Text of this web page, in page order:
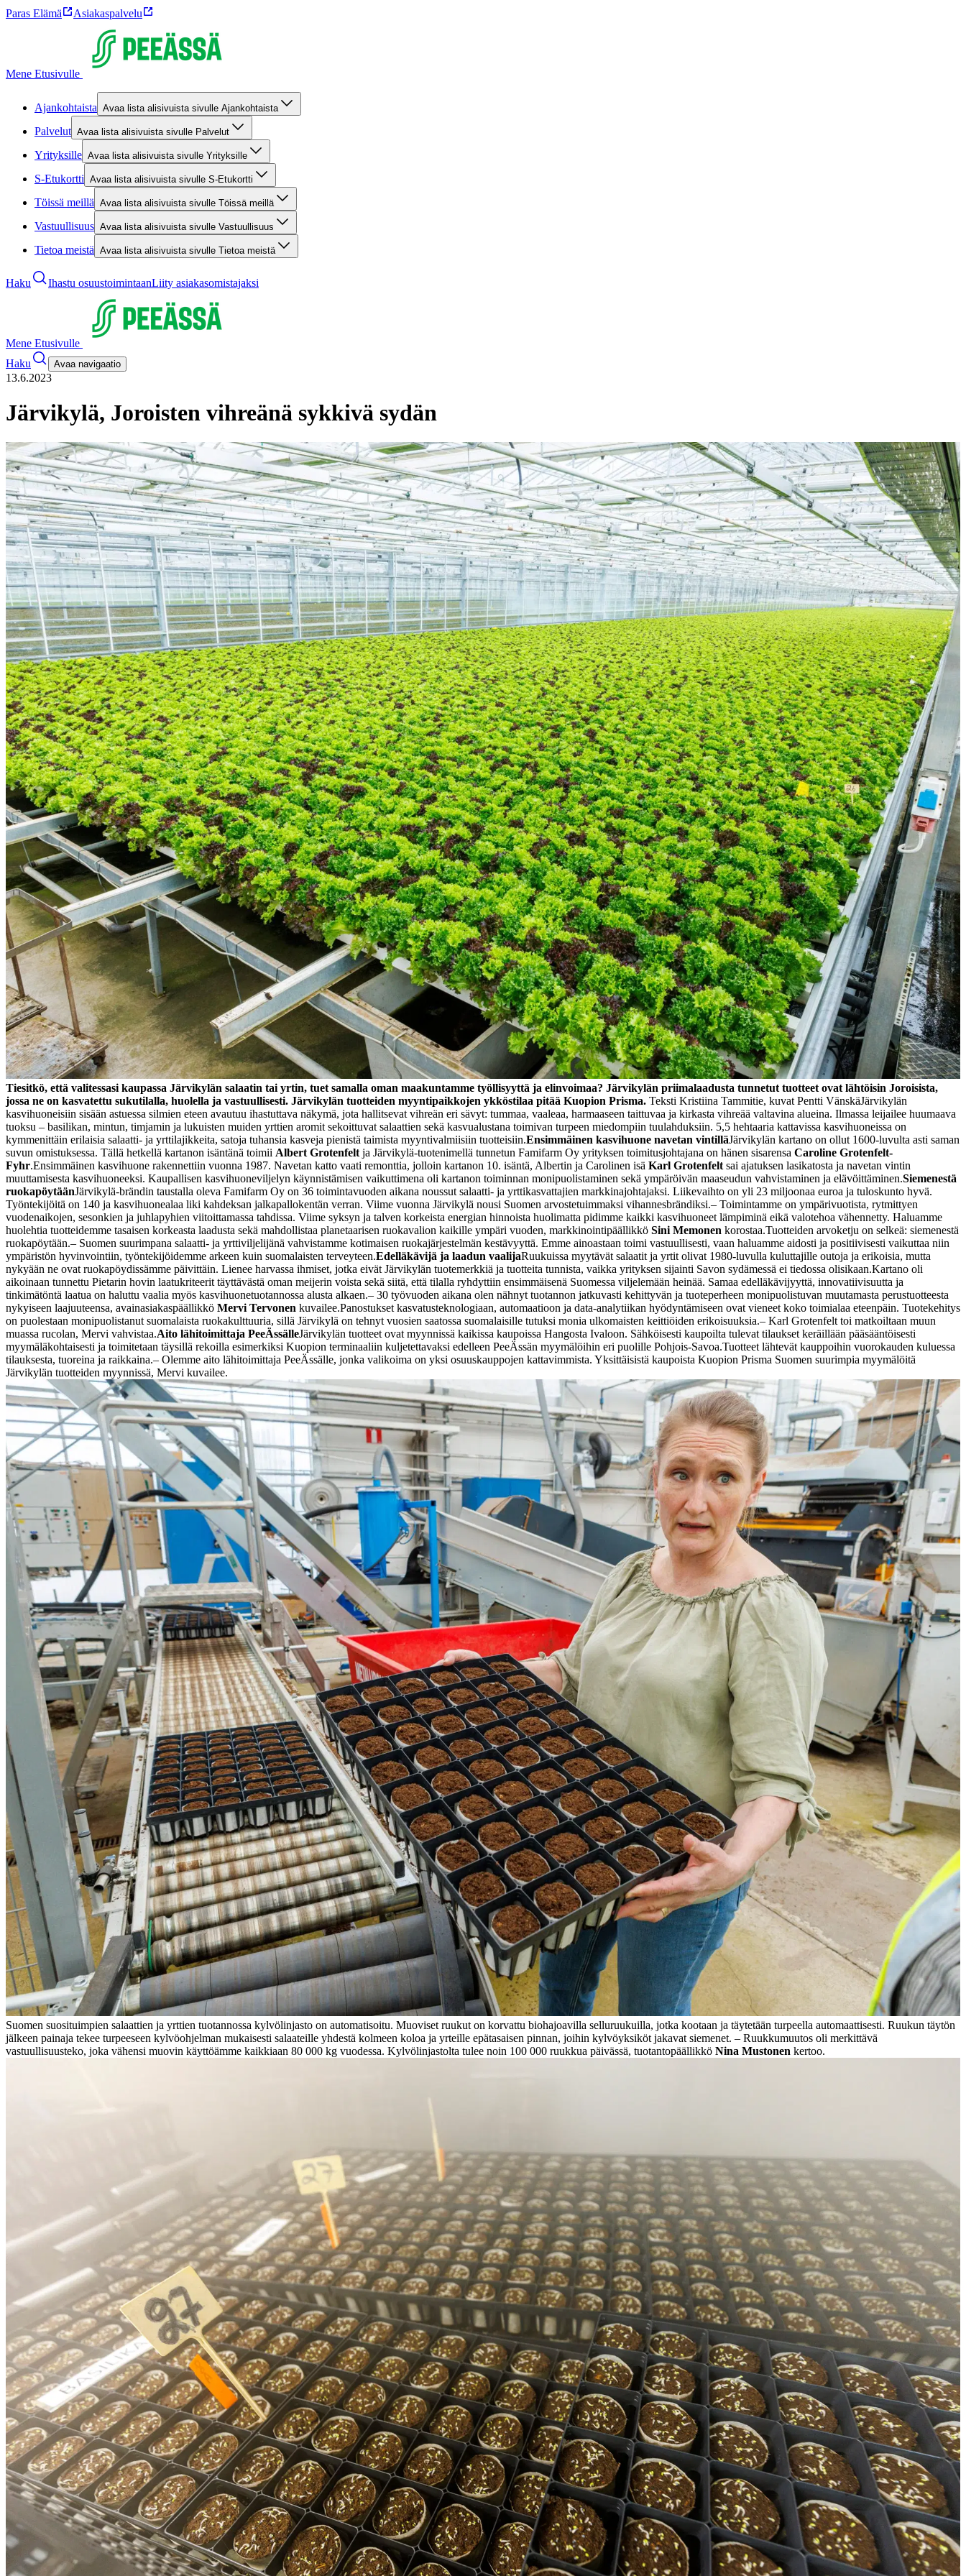
Paras Elämä Asiakaspalvelu
Mene Etusivulle
Ajankohtaista Avaa lista alisivuista sivulle Ajankohtaista
Palvelut Avaa lista alisivuista sivulle Palvelut
Yrityksille Avaa lista alisivuista sivulle Yrityksille
S-Etukortti Avaa lista alisivuista sivulle S-Etukortti
Töissä meillä Avaa lista alisivuista sivulle Töissä meillä
Vastuullisuus Avaa lista alisivuista sivulle Vastuullisuus
Tietoa meistä Avaa lista alisivuista sivulle Tietoa meistä
Haku Ihastu osuustoimintaanLiity asiakasomistajaksi
Mene Etusivulle
Haku
Avaa navigaatio
13.6.2023
Järvikylä, Joroisten vihreänä sykkivä sydän
Tiesitkö, että valitessasi kaupassa Järvikylän salaatin tai yrtin, tuet samalla oman maakuntamme työllisyyttä ja elinvoimaa? Järvikylän priimalaadusta tunnetut tuotteet ovat lähtöisin Joroisista,
jossa ne on kasvatettu sukutilalla, huolella ja vastuullisesti. Järvikylän tuotteiden myyntipaikkojen ykköstilaa pitää Kuopion Prisma. Teksti Kristiina Tammitie, kuvat Pentti VänskäJärvikylän
kasvihuoneisiin sisään astuessa silmien eteen avautuu ihastuttava näkymä, jota hallitsevat vihreän eri sävyt: tummaa, vaaleaa, harmaaseen taittuvaa ja kirkasta vihreää valtavina alueina. Ilmassa leijailee huumaava
tuoksu – basilikan, mintun, timjamin ja lukuisten muiden yrttien aromit sekoittuvat salaattien sekä kasvualustana toimivan turpeen miedompiin tuulahduksiin. 5,5 hehtaaria kattavissa kasvihuoneissa on
kymmenittäin erilaisia salaatti- ja yrttilajikkeita, satoja tuhansia kasveja pienistä taimista myyntivalmiisiin tuotteisiin.Ensimmäinen kasvihuone navetan vintilläJärvikylän kartano on ollut 1600-luvulta asti saman
suvun omistuksessa. Tällä hetkellä kartanon isäntänä toimii Albert Grotenfelt ja Järvikylä-tuotenimellä tunnetun Famifarm Oy yrityksen toimitusjohtajana on hänen sisarensa Caroline Grotenfelt-
Fyhr.Ensimmäinen kasvihuone rakennettiin vuonna 1987. Navetan katto vaati remonttia, jolloin kartanon 10. isäntä, Albertin ja Carolinen isä Karl Grotenfelt sai ajatuksen lasikatosta ja navetan vintin
muuttamisesta kasvihuoneeksi. Kaupallisen kasvihuoneviljelyn käynnistämisen vaikuttimena oli kartanon toiminnan monipuolistaminen sekä ympäröivän maaseudun vahvistaminen ja elävöittäminen.Siemenestä
ruokapöytäänJärvikylä-brändin taustalla oleva Famifarm Oy on 36 toimintavuoden aikana noussut salaatti- ja yrttikasvattajien markkinajohtajaksi. Liikevaihto on yli 23 miljoonaa euroa ja tuloskunto hyvä.
Työntekijöitä on 140 ja kasvihuonealaa liki kahdeksan jalkapallokentän verran. Viime vuonna Järvikylä nousi Suomen arvostetuimmaksi vihannesbrändiksi.– Toimintamme on ympärivuotista, rytmittyen
vuodenaikojen, sesonkien ja juhlapyhien viitoittamassa tahdissa. Viime syksyn ja talven korkeista energian hinnoista huolimatta pidimme kaikki kasvihuoneet lämpiminä eikä valotehoa vähennetty. Haluamme
huolehtia tuotteidemme tasaisen korkeasta laadusta sekä mahdollistaa planetaarisen ruokavalion kaikille ympäri vuoden, markkinointipäällikkö Sini Memonen korostaa.Tuotteiden arvoketju on selkeä: siemenestä
ruokapöytään.– Suomen suurimpana salaatti- ja yrttiviljelijänä vahvistamme kotimaisen ruokajärjestelmän kestävyyttä. Emme ainoastaan toimi vastuullisesti, vaan haluamme aidosti ja positiivisesti vaikuttaa niin
ympäristön hyvinvointiin, työntekijöidemme arkeen kuin suomalaisten terveyteen.Edelläkävijä ja laadun vaalijaRuukuissa myytävät salaatit ja yrtit olivat 1980-luvulla kuluttajille outoja ja erikoisia, mutta
nykyään ne ovat ruokapöydissämme päivittäin. Lienee harvassa ihmiset, jotka eivät Järvikylän tuotemerkkiä ja tuotteita tunnista, vaikka yrityksen sijainti Savon sydämessä ei tiedossa olisikaan.Kartano oli
aikoinaan tunnettu Pietarin hovin laatukriteerit täyttävästä oman meijerin voista sekä siitä, että tilalla ryhdyttiin ensimmäisenä Suomessa viljelemään heinää. Samaa edelläkävijyyttä, innovatiivisuutta ja
tinkimätöntä laatua on haluttu vaalia myös kasvihuonetuotannossa alusta alkaen.– 30 työvuoden aikana olen nähnyt tuotannon jatkuvasti kehittyvän ja tuoteperheen monipuolistuvan muutamasta perustuotteesta
nykyiseen laajuuteensa, avainasiakaspäällikkö Mervi Tervonen kuvailee.Panostukset kasvatusteknologiaan, automaatioon ja data-analytiikan hyödyntämiseen ovat vieneet koko toimialaa eteenpäin. Tuotekehitys
on puolestaan monipuolistanut suomalaista ruokakulttuuria, sillä Järvikylä on tehnyt vuosien saatossa suomalaisille tutuksi monia ulkomaisten keittiöiden erikoisuuksia.– Karl Grotenfelt toi matkoiltaan muun
muassa rucolan, Mervi vahvistaa.Aito lähitoimittaja PeeÄssälleJärvikylän tuotteet ovat myynnissä kaikissa kaupoissa Hangosta Ivaloon. Sähköisesti kaupoilta tulevat tilaukset keräillään pääsääntöisesti
myymäläkohtaisesti ja toimitetaan täysillä rekoilla esimerkiksi Kuopion terminaaliin kuljetettavaksi edelleen PeeÄssän myymälöihin eri puolille Pohjois-Savoa.Tuotteet lähtevät kauppoihin vuorokauden kuluessa
tilauksesta, tuoreina ja raikkaina.– Olemme aito lähitoimittaja PeeÄssälle, jonka valikoima on yksi osuuskauppojen kattavimmista. Yksittäisistä kaupoista Kuopion Prisma Suomen suurimpia myymälöitä
Järvikylän tuotteiden myynnissä, Mervi kuvailee.
Suomen suosituimpien salaattien ja yrttien tuotannossa kylvölinjasto on automatisoitu. Muoviset ruukut on korvattu biohajoavilla selluruukuilla, jotka kootaan ja täytetään turpeella automaattisesti. Ruukun täytön
jälkeen painaja tekee turpeeseen kylvöohjelman mukaisesti salaateille yhdestä kolmeen koloa ja yrteille epätasaisen pinnan, joihin kylvöyksiköt jakavat siemenet. – Ruukkumuutos oli merkittävä
vastuullisuusteko, joka vähensi muovin käyttöämme kaikkiaan 80 000 kg vuodessa. Kylvölinjastolta tulee noin 100 000 ruukkua päivässä, tuotantopäällikkö Nina Mustonen kertoo.